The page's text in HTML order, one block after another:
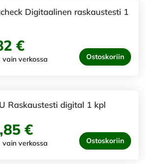
Digitaalinen raskaustesti 1
€
vain verkossa Ostoskoriin
Raskaustesti digital 1 kpl
€
vain verkossa Ostoskoriin